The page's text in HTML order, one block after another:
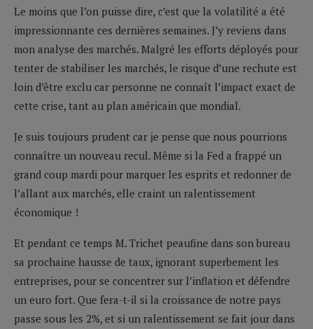
Le moins que l’on puisse dire, c’est que la volatilité a été
impressionnante ces dernières semaines. J’y reviens dans
mon analyse des marchés. Malgré les efforts déployés pour
tenter de stabiliser les marchés, le risque d’une rechute est
loin d’être exclu car personne ne connaît l’impact exact de
cette crise, tant au plan américain que mondial.
Je suis toujours prudent car je pense que nous pourrions
connaître un nouveau recul. Même si la Fed a frappé un
grand coup mardi pour marquer les esprits et redonner de
l’allant aux marchés, elle craint un ralentissement
économique !
Et pendant ce temps M. Trichet peaufine dans son bureau
sa prochaine hausse de taux, ignorant superbement les
entreprises, pour se concentrer sur l’inflation et défendre
un euro fort. Que fera-t-il si la croissance de notre pays
passe sous les 2%, et si un ralentissement se fait jour dans